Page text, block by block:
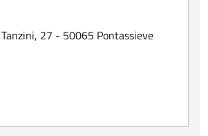
27 - 50065 Pontassieve